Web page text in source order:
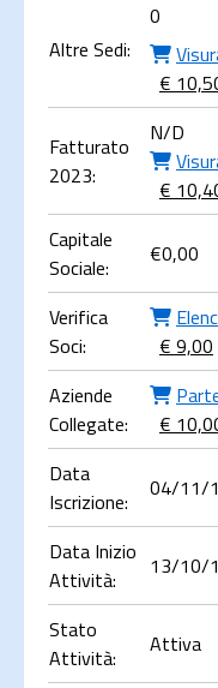
Altre Sedi:
0
€
Fatturato
2023:
N/D
€
Capitale
Sociale:
€0,00
Verifica
Soci:
€ 9,00
Aziende
Collegate:
€
Data
Iscrizione:
04/11/
Data Inizio
Attività:
13/10/
Stato
Attività:
Attiva